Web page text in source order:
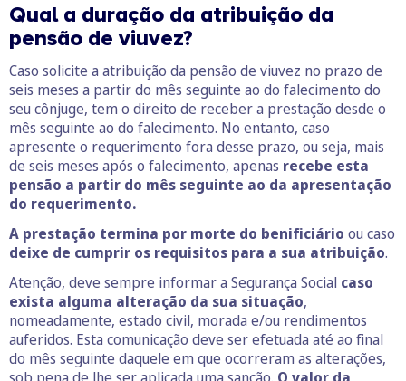
Qual a duração da atribuição da
pensão de viuvez?
Caso solicite a atribuição da pensão de viuvez no prazo de
seis meses a partir do mês seguinte ao do falecimento do
seu cônjuge, tem o direito de receber a prestação desde o
mês seguinte ao do falecimento. No entanto, caso
apresente o requerimento fora desse prazo, ou seja, mais
de seis meses após o falecimento, apenas recebe esta
pensão a partir do mês seguinte ao da apresentação
do requerimento.
A prestação termina por morte do benificiário ou caso
deixe de cumprir os requisitos para a sua atribuição.
Atenção, deve sempre informar a Segurança Social caso
exista alguma alteração da sua situação,
nomeadamente, estado civil, morada e/ou rendimentos
auferidos. Esta comunicação deve ser efetuada até ao final
do mês seguinte daquele em que ocorreram as alterações,
sob pena de lhe ser aplicada uma sanção. O valor da